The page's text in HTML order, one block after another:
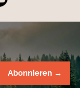
Abonnieren →